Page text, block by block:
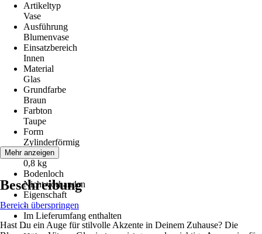
Artikeltyp
Vase
Ausführung
Blumenvase
Einsatzbereich
Innen
Material
Glas
Grundfarbe
Braun
Farbton
Taupe
Form
Zylinderförmig
Gewicht
0,8 kg
Bodenloch
Nicht vorhanden
Eigenschaft
-
Im Lieferumfang enthalten
-
Mehr anzeigen
Beschreibung
Bereich überspringen
Hast Du ein Auge für stilvolle Akzente in Deinem Zuhause? Die